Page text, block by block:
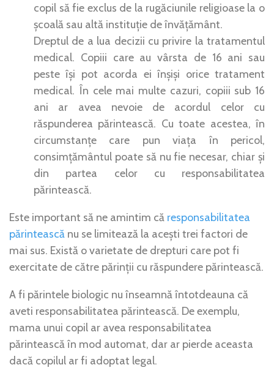
copil să fie exclus de la rugăciunile religioase la o
școală sau altă instituție de învățământ.
Dreptul de a lua decizii cu privire la tratamentul
medical. Copiii care au vârsta de 16 ani sau
peste își pot acorda ei înșiși orice tratament
medical. În cele mai multe cazuri, copiii sub 16
ani ar avea nevoie de acordul celor cu
răspunderea părintească. Cu toate acestea, în
circumstanțe care pun viața în pericol,
consimțământul poate să nu fie necesar, chiar și
din partea celor cu responsabilitatea
părintească.
Este important să ne amintim că responsabilitatea
părintească nu se limitează la acești trei factori de
mai sus. Există o varietate de drepturi care pot fi
exercitate de către părinții cu răspundere părintească.
A fi părintele biologic nu înseamnă întotdeauna că
aveti responsabilitatea părintească. De exemplu,
mama unui copil ar avea responsabilitatea
părintească în mod automat, dar ar pierde aceasta
dacă copilul ar fi adoptat legal.